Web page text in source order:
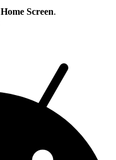
Screen.